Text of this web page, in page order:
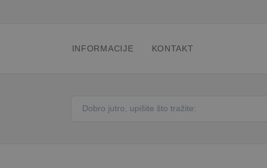
INFORMACIJE KONTAKT